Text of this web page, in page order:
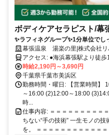
ボディケアセラピスト/
✨️ラフィネグループ✨1分単位で
給✅️新しいスタート！学び直して
で働ける◎50代活躍中！
幕張温泉 湯楽の里|株式会社リ
アクセス: ●海浜幕張駅より徒
時給2,190円～3,690円
千葉県千葉市美浜区
勤務時間・曜日: 【営業時間】
～16:00 (2)12:00～18:00
時...
仕事内容: ＝＝＝＝＝＝＝＝＝
ちない“手の技術” 一生モノの
を。 ＝＝＝＝＝＝＝＝＝＝＝